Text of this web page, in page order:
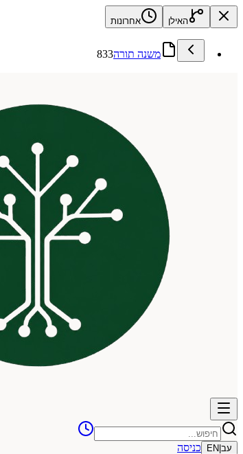
האילן אחרונות
משנה תורה833
עב EN
כניסה